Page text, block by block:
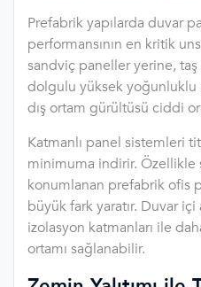
Prefabrik yapılarda duvar
performansının en kritik
sandviç paneller yerine,
dolgulu yüksek
dış ortam gürültüsü ciddi
Katmanlı panel sistemleri
minimuma indirir. Özellikle
konumlanan prefabrik ofis
büyük fark yaratır. Duvar
izolasyon katmanları ile
ortamı sağlanabilir.